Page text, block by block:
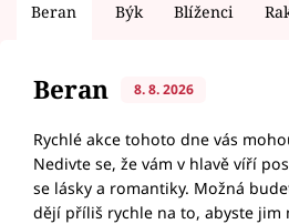
Beran Býk Blíženci
Beran 8. 8. 2026
Rychlé akce tohoto dne vás
Nedivte se, že vám v hlavě víří
se lásky a romantiky. Možná
dějí příliš rychle na to, abyste jim